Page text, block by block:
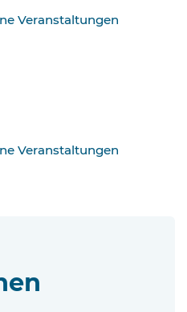
Veranstaltungen
Veranstaltungen